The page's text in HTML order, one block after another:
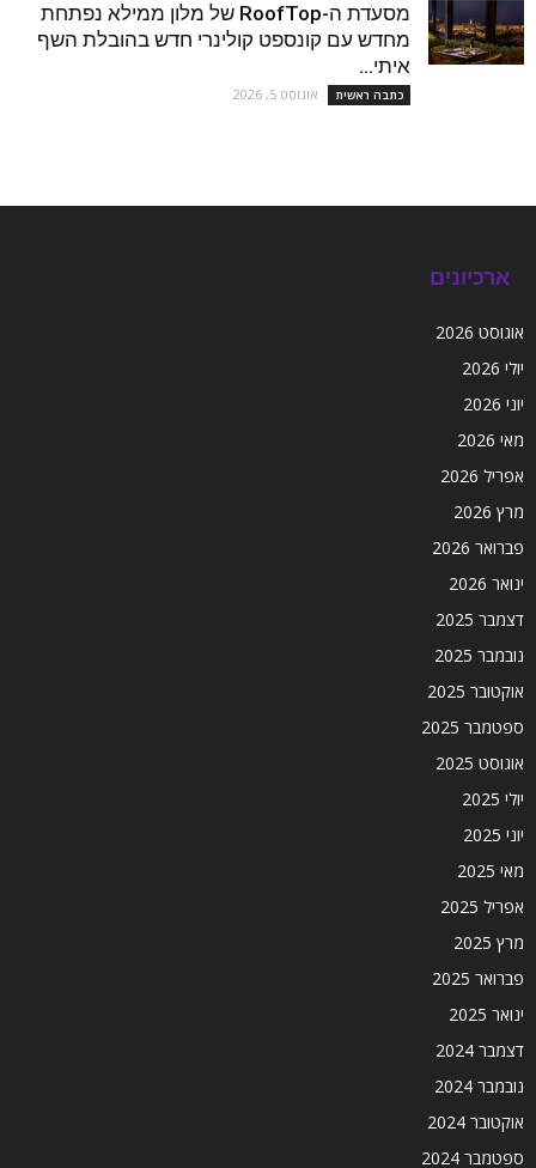
מסעדת ה-RoofTop של מלון ממילא נפתחת
מחדש עם קונספט קולינרי חדש בהובלת השף
איתי...
כתבה ראשית אוגוסט 5, 2026
ארכיונים
אוגוסט 2026
יולי 2026
יוני 2026
מאי 2026
אפריל 2026
מרץ 2026
פברואר 2026
ינואר 2026
דצמבר 2025
נובמבר 2025
אוקטובר 2025
ספטמבר 2025
אוגוסט 2025
יולי 2025
יוני 2025
מאי 2025
אפריל 2025
מרץ 2025
פברואר 2025
ינואר 2025
דצמבר 2024
נובמבר 2024
אוקטובר 2024
ספטמבר 2024